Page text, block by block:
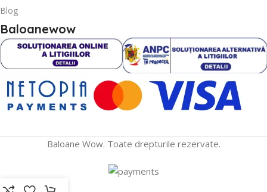
Blog
Baloanewow
Baloane Wow. Toate drepturile rezervate.